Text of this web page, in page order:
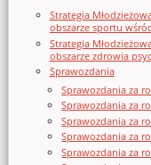
Strategia
obszarze sportu
Strategia
obszarze zdrowia
Sprawozdania
Sprawozdania za
Sprawozdania za
Sprawozdania za
Sprawozdania za
Sprawozdania za